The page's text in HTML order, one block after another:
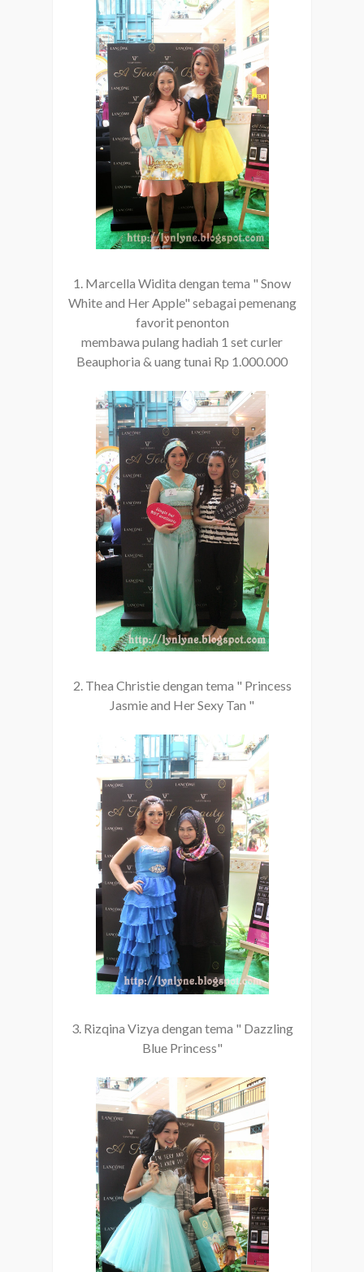
1. Marcella Widita dengan tema " Snow
White and Her Apple" sebagai pemenang
favorit penonton
membawa pulang hadiah 1 set curler
Beauphoria & uang tunai Rp 1.000.000
2. Thea Christie dengan tema " Princess
Jasmie and Her Sexy Tan "
3. Rizqina Vizya dengan tema " Dazzling
Blue Princess"